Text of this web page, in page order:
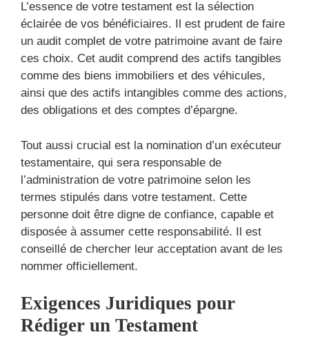
L’essence de votre testament est la sélection
éclairée de vos bénéficiaires. Il est prudent de faire
un audit complet de votre patrimoine avant de faire
ces choix. Cet audit comprend des actifs tangibles
comme des biens immobiliers et des véhicules,
ainsi que des actifs intangibles comme des actions,
des obligations et des comptes d’épargne.
Tout aussi crucial est la nomination d’un exécuteur
testamentaire, qui sera responsable de
l’administration de votre patrimoine selon les
termes stipulés dans votre testament. Cette
personne doit être digne de confiance, capable et
disposée à assumer cette responsabilité. Il est
conseillé de chercher leur acceptation avant de les
nommer officiellement.
Exigences Juridiques pour
Rédiger un Testament